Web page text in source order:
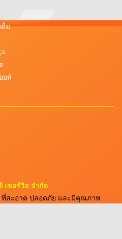
ดื่ม
ยล์
เซอร์วิส จำกัด
สะอาด ปลอดภัย และมีคุณภาพ